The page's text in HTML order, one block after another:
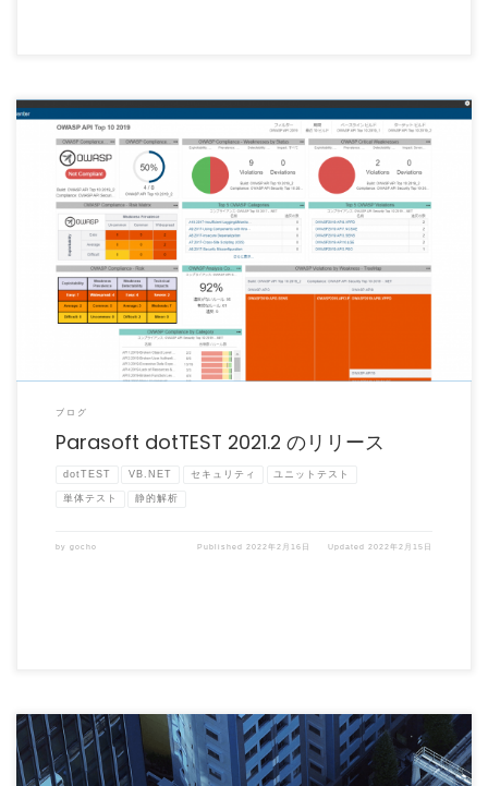
Parasoft dotTEST 2021.2 がリリースされました。 Parasoft dotTE […]
ブログ
Parasoft dotTEST 2021.2 のリリース
dotTEST VB.NET セキュリティ ユニットテスト
単体テスト 静的解析
by gocho Published 2022年2月16日 Updated 2022年2月15日